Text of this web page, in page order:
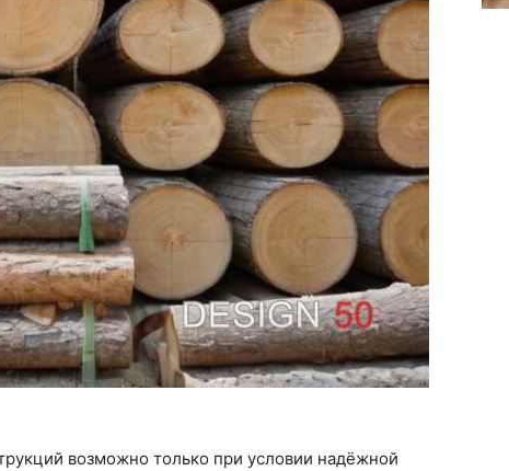
возможно только при условии надёжной